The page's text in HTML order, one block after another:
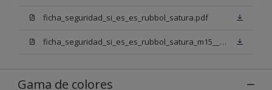
ficha_seguridad_si_es_es_rubbol_satura.pdf
ficha_seguridad_si_es_es_rubbol_satura_m15___n00.pdf
Gama de colores